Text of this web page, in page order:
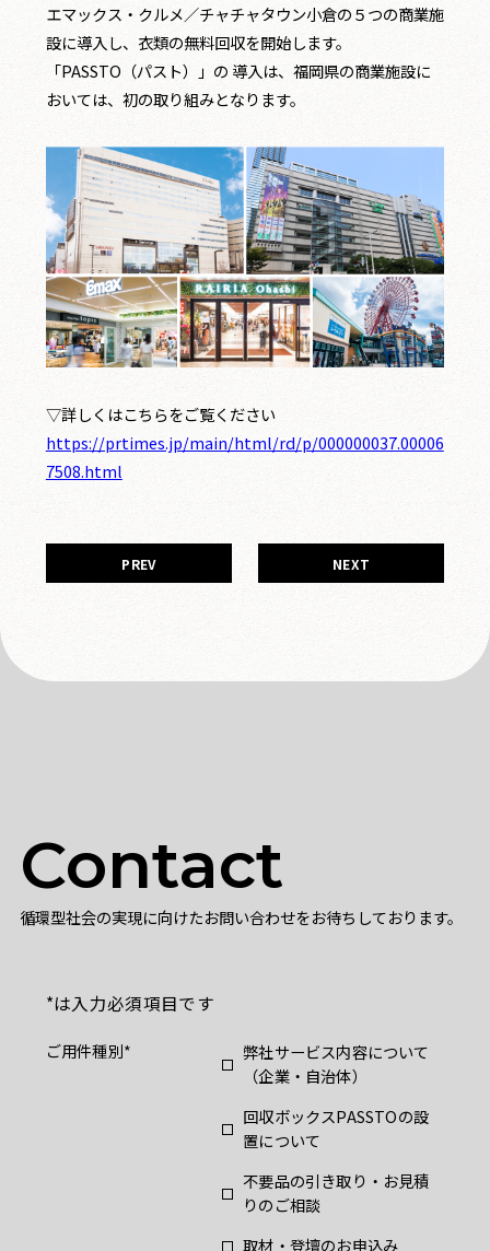
エマックス・クルメ／チャチャタウン小倉の５つの商業施
設に導入し、衣類の無料回収を開始します。
「PASSTO（パスト）」の 導入は、福岡県の商業施設に
おいては、初の取り組みとなります。
▽詳しくはこちらをご覧ください
https://prtimes.jp/main/html/rd/p/000000037.00006
7508.html
PREV NEXT
Contact
循環型社会の実現に向けたお問い合わせをお待ちしております。
*は入力必須項目です
ご用件種別
弊社サービス内容について
（企業・自治体）
回収ボックスPASSTOの設
置について
不要品の引き取り・お見積
りのご相談
取材・登壇のお申込み